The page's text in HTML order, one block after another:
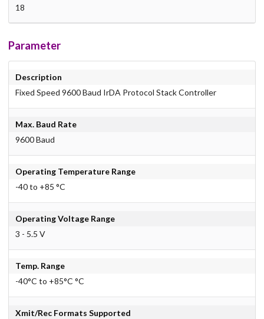
18
Parameter
Description
Fixed Speed 9600 Baud IrDA Protocol Stack Controller
Max. Baud Rate
9600 Baud
Operating Temperature Range
-40 to +85 °C
Operating Voltage Range
3 - 5.5 V
Temp. Range
-40°C to +85°C °C
Xmit/Rec Formats Supported